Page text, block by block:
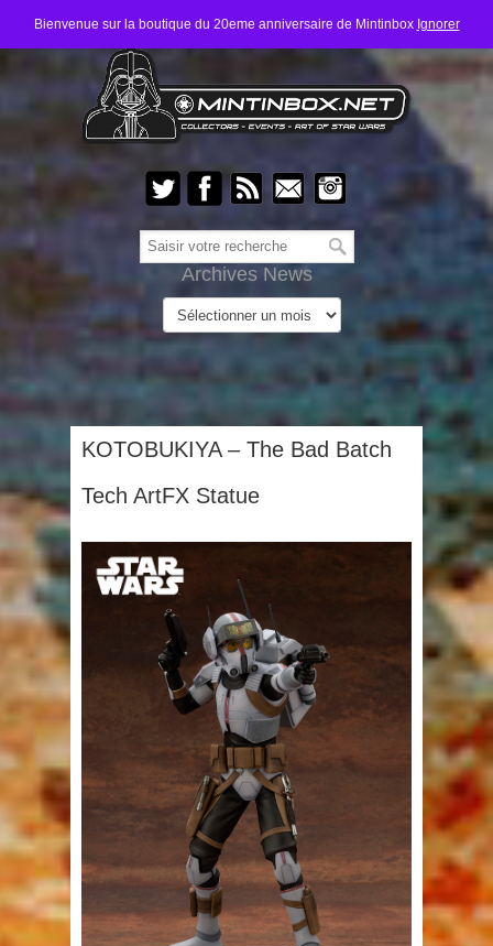
Bienvenue sur la boutique du 20eme anniversaire de Mintinbox Ignorer
Archives News
KOTOBUKIYA – The Bad Batch
Tech ArtFX Statue